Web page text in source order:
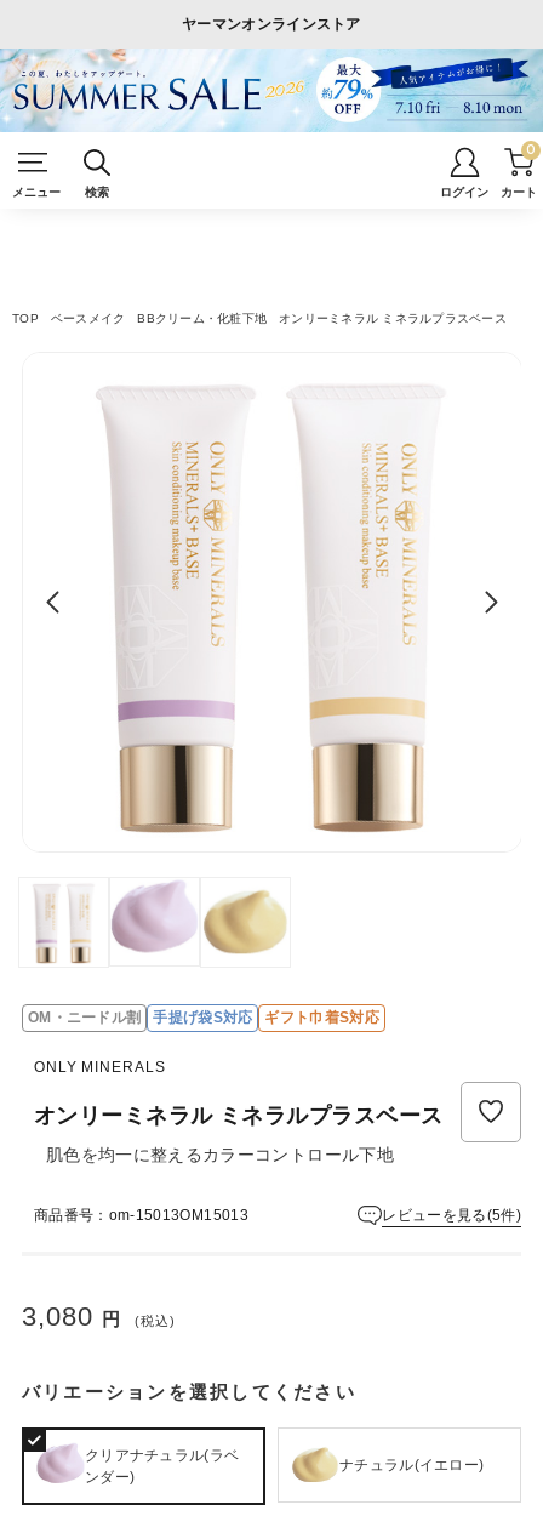
ヤーマンオンラインストア
メニュー 検索 ログイン カート
0
TOP ベースメイク BBクリーム・化粧下地 オンリーミネラル ミネラルプラスベース
OM・ニードル割 手提げ袋S対応 ギフト巾着S対応
ONLY MINERALS
オンリーミネラル ミネラルプラスベース
肌色を均一に整えるカラーコントロール下地
商品番号：om-15013OM15013 レビューを見る(5件)
3,080 円 (税込)
バリエーションを選択してください
クリアナチュラル(ラベ
ンダー)
ナチュラル(イエロー)